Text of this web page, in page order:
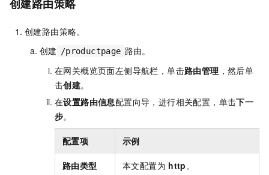
创建路由策略
创建路由策略。
创建
/productpage 路由。
在网关概览页面左侧导航栏，单击路由管理 ，然后单
击创建。
在设置路由信息配置向导，进行相关配置，单击下一
步。
配置项 示例
路由类型 本文配置为 http 。